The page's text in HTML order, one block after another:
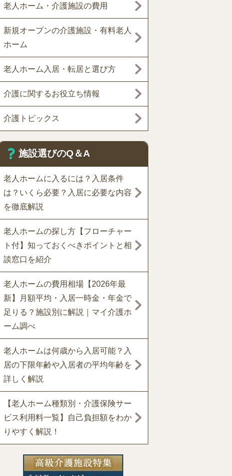
老人ホーム・介護施設の費用
新規オープンの介護施設・有料老人
ホーム
老人ホーム入居・転居と選び方
介護に関するお役立ち情報
介護トピックス
施設選びのQ＆A
老人ホームに入るには？入居条件
は？いくら必要？入居に必要な内容
を徹底解説
老人ホームの探し方【フローチャー
ト付】知っておくべきポイントと相
談窓口を紹介
老人ホームの費用相場【2026年最
新】月額平均・入居一時金・年金で
足りる？施設別に解説｜マイ介護ホ
ーム調べ
老人ホームは何歳から入居可能？入
居の下限年齢や入居者の平均年齢を
詳しく解説
【老人ホーム種類別・介護保険サー
ビス利用料一覧】自己負担額をわか
りやすく解説！